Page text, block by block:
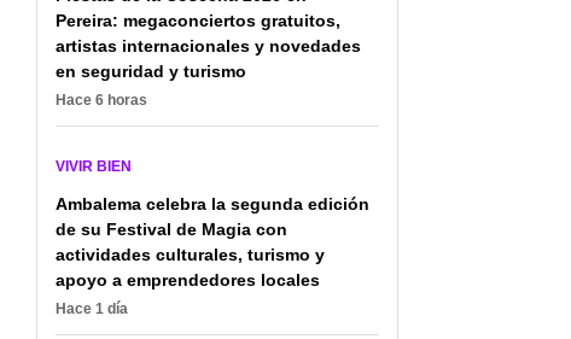
Pereira: megaconciertos gratuitos,
artistas internacionales y novedades
en seguridad y turismo
Hace 6 horas
VIVIR BIEN
Ambalema celebra la segunda edición
de su Festival de Magia con
actividades culturales, turismo y
apoyo a emprendedores locales
Hace 1 día